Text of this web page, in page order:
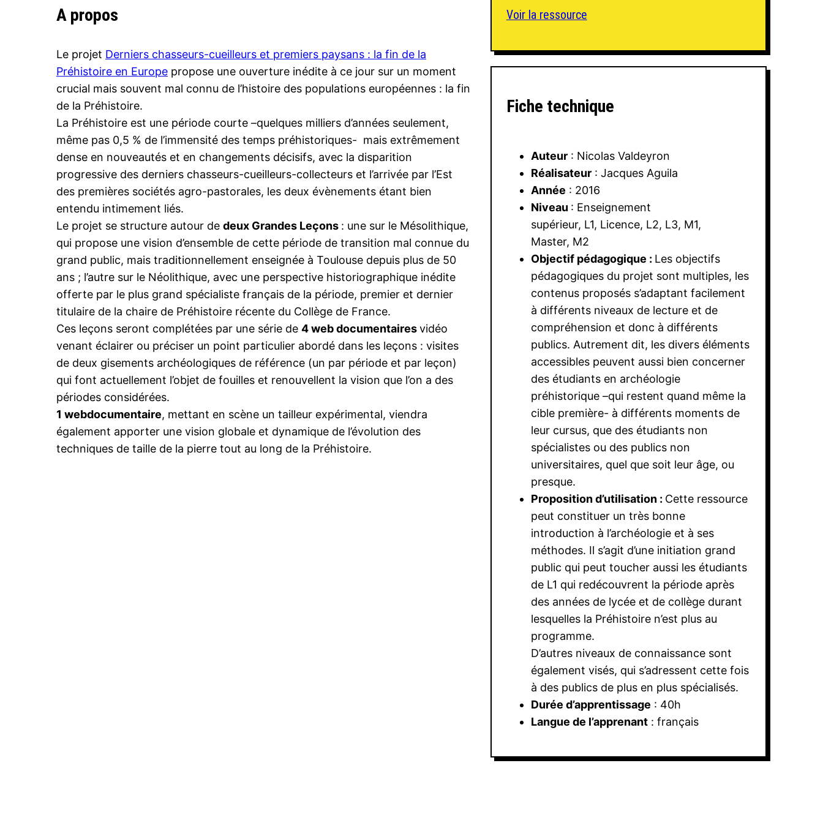
A propos
Le projet Derniers chasseurs-cueilleurs et premiers paysans : la fin de la
Préhistoire en Europe propose une ouverture inédite à ce jour sur un moment
crucial mais souvent mal connu de l’histoire des populations européennes : la fin
de la Préhistoire.
La Préhistoire est une période courte –quelques milliers d’années seulement,
même pas 0,5 % de l’immensité des temps préhistoriques- mais extrêmement
dense en nouveautés et en changements décisifs, avec la disparition
progressive des derniers chasseurs-cueilleurs-collecteurs et l’arrivée par l’Est
des premières sociétés agro-pastorales, les deux évènements étant bien
entendu intimement liés.
Le projet se structure autour de deux Grandes Leçons : une sur le Mésolithique,
qui propose une vision d’ensemble de cette période de transition mal connue du
grand public, mais traditionnellement enseignée à Toulouse depuis plus de 50
ans ; l’autre sur le Néolithique, avec une perspective historiographique inédite
offerte par le plus grand spécialiste français de la période, premier et dernier
titulaire de la chaire de Préhistoire récente du Collège de France.
Ces leçons seront complétées par une série de 4 web documentairesvidéo
venant éclairer ou préciser un point particulier abordé dans les leçons : visites
de deux gisements archéologiques de référence (un par période et par leçon)
qui font actuellement l’objet de fouilles et renouvellent la vision que l’on a des
périodes considérées.
1 webdocumentaire, mettant en scène un tailleur expérimental, viendra
également apporter une vision globale et dynamique de l’évolution des
techniques de taille de la pierre tout au long de la Préhistoire.
Voir la ressource
Fiche technique
Auteur: Nicolas Valdeyron
Réalisateur: Jacques Aguila
Année : 2016
Niveau : Enseignement
supérieur, L1, Licence, L2, L3, M1,
Master, M2
Objectif pédagogique : Les objectifs
pédagogiques du projet sont multiples, les
contenus proposés s’adaptant facilement
à différents niveaux de lecture et de
compréhension et donc à différents
publics. Autrement dit, les divers éléments
accessibles peuvent aussi bien concerner
des étudiants en archéologie
préhistorique –qui restent quand même la
cible première- à différents moments de
leur cursus, que des étudiants non
spécialistes ou des publics non
universitaires, quel que soit leur âge, ou
presque.
Proposition d’utilisation : Cette ressource
peut constituer un très bonne
introduction à l’archéologie et à ses
méthodes. Il s’agit d’une initiation grand
public qui peut toucher aussi les étudiants
de L1 qui redécouvrent la période après
des années de lycée et de collège durant
lesquelles la Préhistoire n’est plus au
programme.
D’autres niveaux de connaissance sont
également visés, qui s’adressent cette fois
à des publics de plus en plus spécialisés.
Durée d’apprentissage : 40h
Langue de l’apprenant: français